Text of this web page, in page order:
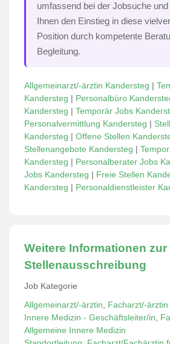
umfassend bei der Jobsuche
Ihnen den Einstieg in diese
Position durch kompetente
Begleitung.
Allgemeinarzt/-ärztin Kandersteg |
Kandersteg | Personalbüro
Kandersteg | Temporär Jobs
Personalvermittlung Kandersteg |
Kandersteg | Offene Stellen
Stellenangebote Kandersteg |
Kandersteg | Personalberater Jobs
Jobs Kandersteg | Freie Stellen
Kandersteg | Personaldienstleister
Weitere Informationen zur
Stellenausschreibung
Job Kategorie
Allgemeinarzt/-ärztin
Facharzt/-
Innere Medizin - Geschäftsleiter/in
Allgemeine Innere Medizin